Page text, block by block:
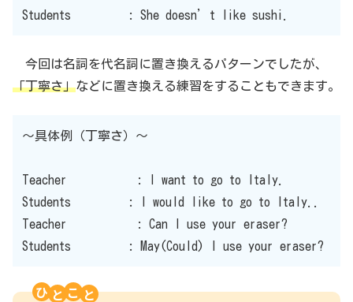
Students : She doesn’t like sushi.
今回は名詞を代名詞に置き換えるパターンでしたが、
「丁寧さ」などに置き換える練習をすることもできます。
〜具体例（丁寧さ）〜
Teacher : I want to go to Italy.
Students : I would like to go to Italy..
Teacher : Can I use your eraser?
Students : May(Could) I use your eraser?
ひ こ